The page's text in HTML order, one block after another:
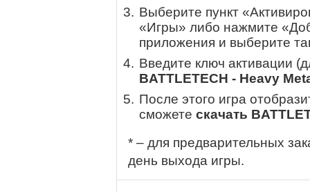
Выберите пункт
«Игры» либо нажмите
приложения и выберите
Введите ключ активации
BATTLETECH - Heavy
После этого игра
сможете скачать
* – для предварительных
день выхода игры.